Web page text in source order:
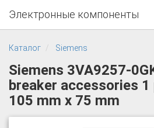
Электронные компоненты
Каталог Siemens
Siemens 3VA9257-
breaker accessories 1
105 mm x 75 mm